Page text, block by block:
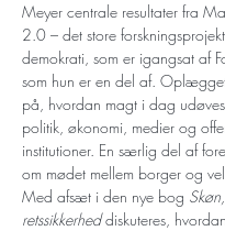
Meyer centrale resultater fra
2.0 – det store
demokrati, som er igangsat af
som hun er en del af.
på, hvordan magt i dag
politik, økonomi, medier og
institutioner. En særlig del af
om mødet mellem borger og
Med afsæt i den nye bog
retssikkerhed diskuteres,